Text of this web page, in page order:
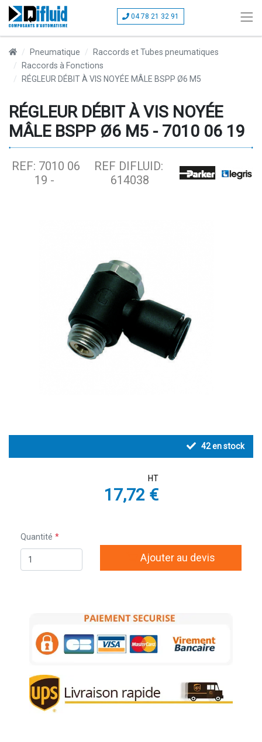
04 78 21 32 91
Pneumatique
Raccords et Tubes pneumatiques
Raccords à Fonctions
RÉGLEUR DÉBIT À VIS NOYÉE MÂLE BSPP Ø6 M5
RÉGLEUR DÉBIT À VIS NOYÉE
MÂLE BSPP Ø6 M5 - 7010 06 19
REF: 7010 06
19 -
REF DIFLUID:
614038
42en stock
HT
17,72 €
Quantité
Ajouter au devis